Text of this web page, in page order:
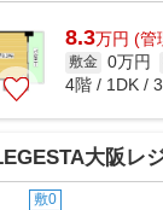
8.3万円 (管
敷金 0万円
4階 / 1DK /
大阪レ
敷0